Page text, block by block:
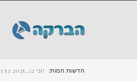
חדשות חמות: יוני 22, 2025 3:53 pm